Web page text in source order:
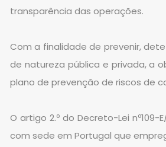
transparência das operações.
Com a finalidade de prevenir,
de natureza pública e privada, a
plano de prevenção de riscos de
O artigo 2.º do Decreto-Lei
com sede em Portugal que